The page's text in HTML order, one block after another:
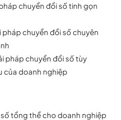
chuyển đổi số tinh gọn
pháp chuyển đổi số chuyên
pháp chuyển đổi số tùy
của doanh nghiệp
tổng thể cho doanh nghiệp